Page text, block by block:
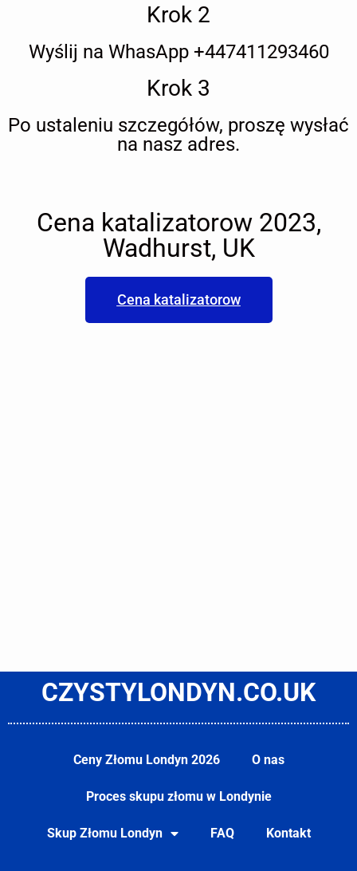
Krok 2
Wyślij na WhasApp +447411293460
Krok 3
Po ustaleniu szczegółów, proszę wysłać
na nasz adres.
Cena katalizatorow 2023,
Wadhurst, UK
Cena katalizatorow
CZYSTYLONDYN.CO.UK
Ceny Złomu Londyn 2026 O nas
Proces skupu złomu w Londynie
Skup Złomu Londyn FAQ Kontakt